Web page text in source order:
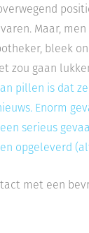
Maar,
bleek
zou gaan
pillen is dat
Enorm
serieus
opgeleverd
met een